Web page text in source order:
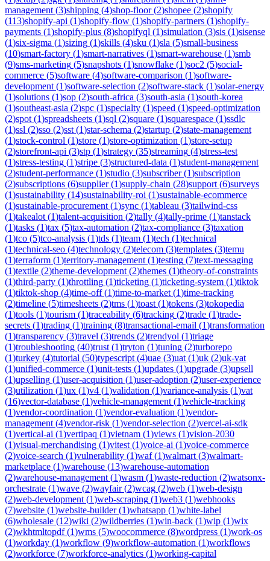
management (3)shipping (4)shop-floor(2)shopee (2)shopify
(113)shopify-api (1)shopify-flow (1)shopify-partners (1)shopify-
payments (1)shopify-plus (8)shopifyql (1)simulation (3)sis (1)sisense
(1)six-sigma (1)sizing (1)skills (4)sku (1)sla (5)small-business
(10)smart-factory (1)smart-narratives (1)smart-warehouse (1)smb
(9)sms-marketing (5)snapshots (1)snowflake (1)soc2 (5)social-
commerce (5)software (4)software-comparison (1)software-
development (1)software-selection (2)software-stack (1)solar-energy
(1)solutions (1)sop (2)south-africa (3)south-asia (1)south-korea
(1)southeast-asia (2)spc (1)specialty (1)speed (1)speed-optimization
(2)spot (1)spreadsheets (1)sql (2)square (1)squarespace (1)ssdlc
(1)ssl (2)sso (2)sst (1)star-schema (2)startup (2)state-management
(1)stock-control (1)store (1)store-optimization (1)store-setup
(2)storefront-api (3)stp (1)strategy (35)streaming (4)stress-test
(1)stress-testing (1)stripe (3)structured-data (1)student-management
(2)student-performance (1)studio (3)subscriber(1)subscription
(2)subscriptions (6)supplier(1)supply-chain (28)support (6)surveys
(1)sustainability (14)sustainability-roi (1)sustainable-ecommerce
(1)sustainable-procurement (1)sync (1)tableau (3)tailwind-css
(1)takealot (1)talent-acquisition (2)tally (4)tally-prime (1)tanstack
(1)tasks (1)tax (5)tax-automation (2)tax-compliance (3)taxation
(1)tco (5)tco-analysis (1)tds (1)team (1)tech (1)technical
(1)technical-seo (4)technology (2)telecom (3)templates (3)temu
(1)terraform (1)territory-management (1)testing (7)text-messaging
(1)textile (2)theme-development (2)themes (1)theory-of-constraints
(1)third-party (1)throttling (1)ticketing (1)ticketing-system (1)tiktok
(1)tiktok-shop (4)time-off(1)time-to-market (1)time-tracking
(2)timeline (5)timesheets (2)tms (1)toast (1)tokens (3)tokopedia
(1)tools (1)tourism (1)traceability (6)tracking (2)trade (1)trade-
secrets (1)trading (1)training (8)transactional-email (1)transformation
(1)transparency (3)travel (3)trends (2)trendyol (1)triage
(1)troubleshooting (40)trust (1)tryton (1)tuning (2)turborepo
(1)turkey (4)tutorial (50)typescript (4)uae (3)uat (1)uk (2)uk-vat
(1)unified-commerce (1)unit-tests (1)updates (1)upgrade (3)upsell
(1)upselling (1)user-acquisition (1)user-adoption (2)user-experience
(3)utilization (1)ux (1)v4 (1)validation (1)variance-analysis (1)vat
(16)vector-database (1)vehicle-management (1)vehicle-tracking
(1)vendor-coordination (1)vendor-evaluation (1)vendor-
management (4)vendor-risk (1)vendor-selection (2)vercel-ai-sdk
(1)vertical-ai (1)vertipaq (1)vietnam (1)views (1)vision-2030
(1)visual-merchandising (1)vitest (1)voice-ai (1)voice-commerce
(2)voice-search (1)vulnerability (1)waf(1)walmart (3)walmart-
marketplace (1)warehouse (13)warehouse-automation
(2)warehouse-management (1)wasm (1)waste-reduction (2)watsonx-
orchestrate (1)wave (2)wayfair(2)wcag (2)web (1)web-design
(2)web-development (1)web-scraping (1)web3 (1)webhooks
(7)website (1)website-builder(1)whatsapp (1)white-label
(6)wholesale (12)wiki (2)wildberries (1)win-back (1)wip (1)wix
(2)wkhtmltopdf(1)wms (5)woocommerce (8)wordpress (1)work-os
(1)workday (1)workflow (9)workflow-automation (1)workflows
(2)workforce (7)workforce-analytics (1)working-capital